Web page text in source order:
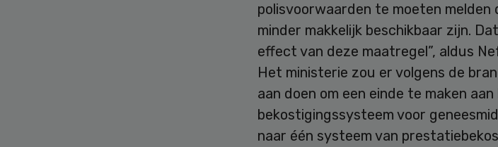
polisvoorwaarden te moeten
minder makkelijk beschikbaar zijn.
effect van deze maatregel”, aldus
Het ministerie zou er volgens de
aan doen om een einde te maken
bekostigingssysteem voor
naar één systeem van